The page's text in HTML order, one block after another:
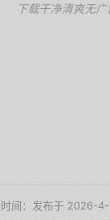
下载干净清爽无广
时间：发布于 2026-